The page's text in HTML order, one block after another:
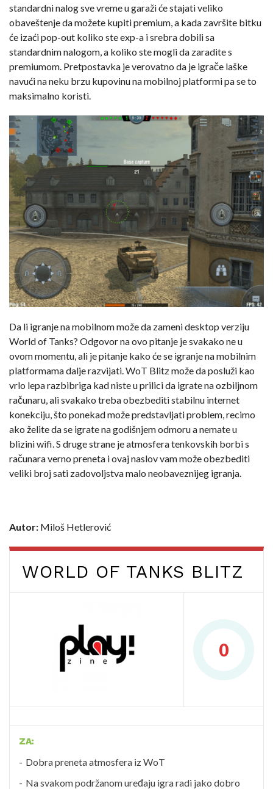
standardni nalog sve vreme u garaži će stajati veliko
obaveštenje da možete kupiti premium, a kada završite bitku
će izaći pop-out koliko ste exp-a i srebra dobili sa
standardnim nalogom, a koliko ste mogli da zaradite s
premiumom. Pretpostavka je verovatno da je igrače laške
navući na neku brzu kupovinu na mobilnoj platformi pa se to
maksimalno koristi.
Da li igranje na mobilnom može da zameni desktop verziju
World of Tanks? Odgovor na ovo pitanje je svakako ne u
ovom momentu, ali je pitanje kako će se igranje na mobilnim
platformama dalje razvijati. WoT Blitz može da posluži kao
vrlo lepa razbibriga kad niste u prilici da igrate na ozbiljnom
računaru, ali svakako treba obezbediti stabilnu internet
konekciju, što ponekad može predstavljati problem, recimo
ako želite da se igrate na godišnjem odmoru a nemate u
blizini wifi. S druge strane je atmosfera tenkovskih borbi s
računara verno preneta i ovaj naslov vam može obezbediti
veliki broj sati zadovoljstva malo neobaveznijeg igranja.
Autor: Miloš Hetlerović
WORLD OF TANKS BLITZ
0
ZA:
Dobra preneta atmosfera iz WoT
Na svakom podržanom uređaju igra radi jako dobro